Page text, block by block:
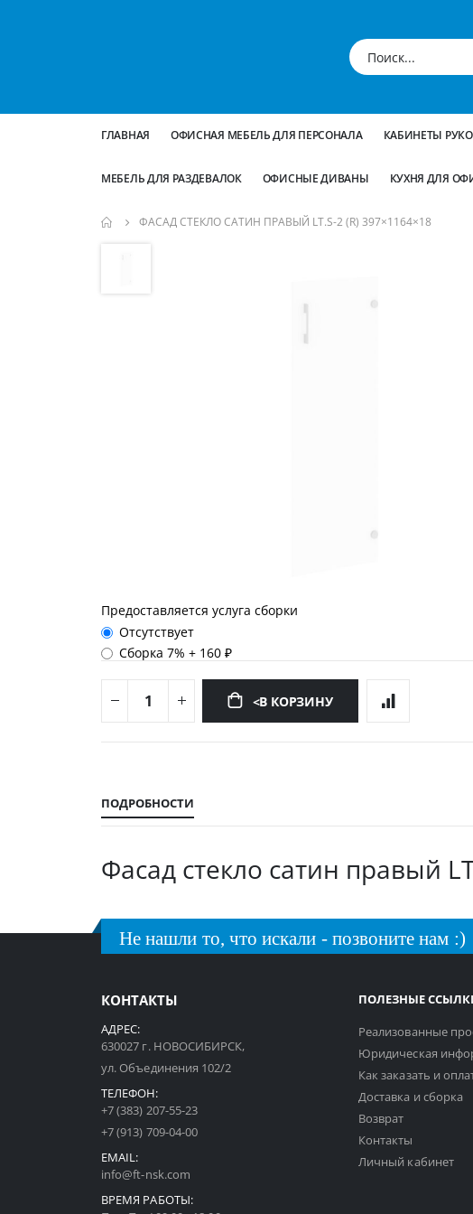
ГЛАВНАЯ ОФИСНАЯ МЕБЕЛЬ ДЛЯ ПЕРСОНАЛА КАБИНЕТЫ
МЕБЕЛЬ ДЛЯ РАЗДЕВАЛОК ОФИСНЫЕ ДИВАНЫ КУХНЯ ДЛЯ
ФАСАД СТЕКЛО САТИН ПРАВЫЙ LT.S-2 (R) 397×1164×18
Предоставляется услуга сборки
Отсутствует
Сборка 7%+ 160 ₽
<В КОРЗИНУ
началу
галереи
изображений
ПОДРОБНОСТИ
Фасад стекло сатин правый
Не нашли то, что искали - позвоните нам :)
КОНТАКТЫ
АДРЕС:
630027 г. НОВОСИБИРСК,
ул. Объединения 102/2
ТЕЛЕФОН:
+7 (383) 207-55-23
+7 (913) 709-04-00
EMAIL:
info@ft-nsk.com
ВРЕМЯ РАБОТЫ:
ПОЛЕЗНЫЕ
Реализованные
Юридическая
Как заказать и
Доставка и сборка
Возврат
Контакты
Личный кабинет